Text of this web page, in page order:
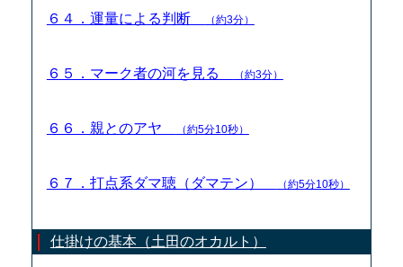
６４．運量による判断 （約3分）
６５．マーク者の河を見る （約3分）
６６．親とのアヤ （約5分10秒）
６７．打点系ダマ聴（ダマテン） （約5分10秒）
仕掛けの基本（土田のオカルト）